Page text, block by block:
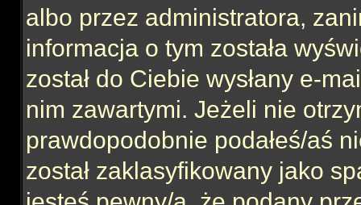
albo przez administratora,
informacja o tym została
został do Ciebie wysłany e-
nim zawartymi. Jeżeli nie
prawdopodobnie podałeś/aś
został zaklasyfikowany jako